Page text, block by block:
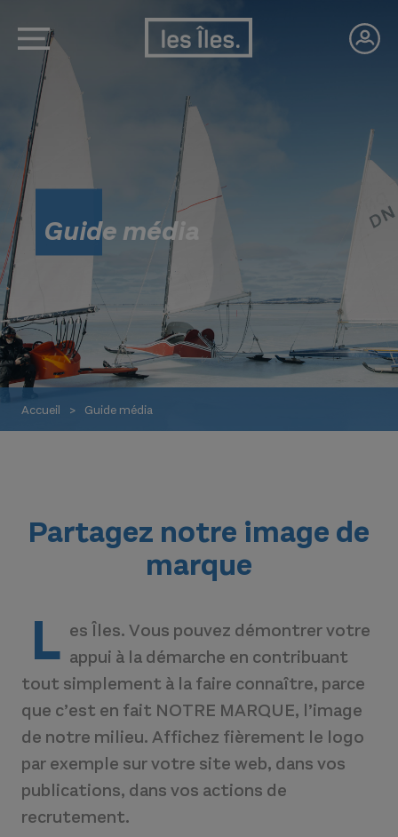
Guide média
Accueil Guide média
Partagez notre image de
marque
L es Îles. Vous pouvez démontrer votre
appui à la démarche en contribuant
tout simplement à la faire connaître, parce
que c’est en fait NOTRE MARQUE, l’image
de notre milieu. Affichez fièrement le logo
par exemple sur votre site web, dans vos
publications, dans vos actions de
recrutement.